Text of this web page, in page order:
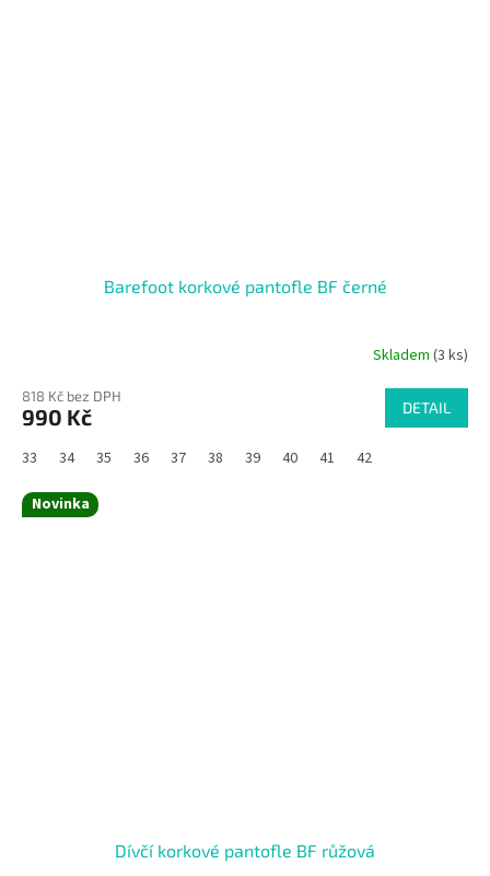
Barefoot korkové pantofle BF černé
Skladem (3 ks)
818 Kč bez DPH
990 Kč DETAIL
33 34 35 36 37 38 39 40 41 42
Novinka
Dívčí korkové pantofle BF růžová